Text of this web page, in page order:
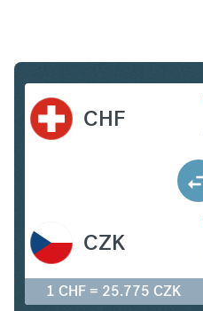
CHF
CZK
1 CHF = 25.775 CZK